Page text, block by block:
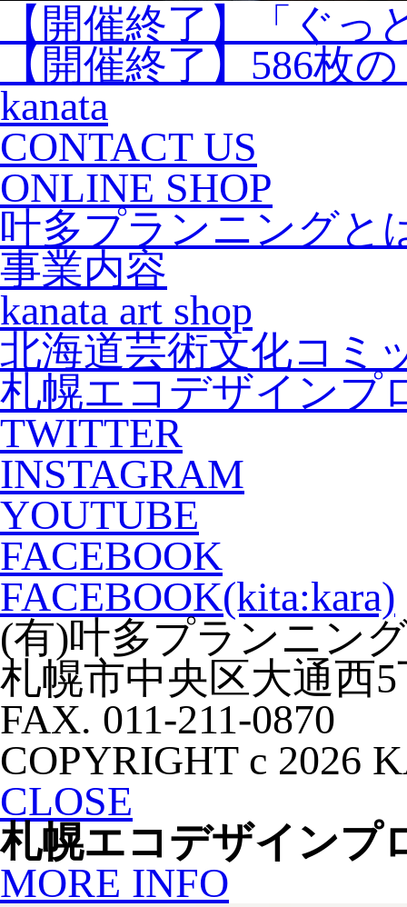
【開催終了】「ぐ
【開催終了】586枚
kanata
CONTACT US
ONLINE SHOP
叶多プランニングと
事業内容
kanata art shop
北海道芸術文化コミ
札幌エコデザインプ
TWITTER
INSTAGRAM
YOUTUBE
FACEBOOK
FACEBOOK(kita:kara)
(有)叶多プランニン
札幌市中央区大通
FAX. 011-211-0870
COPYRIGHT c 2026
CLOSE
札幌エコデザインプ
MORE INFO